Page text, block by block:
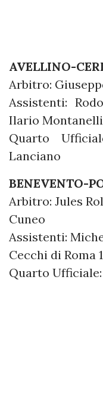
AVELLINO-
Arbitro:
Assistenti:
Ilario
Quarto
Lanciano
BENEVENTO-
Arbitro: Jules
Cuneo
Assistenti:
Cecchi di Roma 1
Quarto